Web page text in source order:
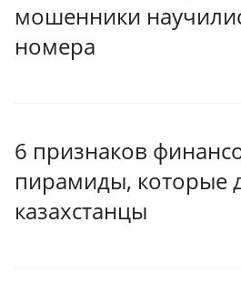
мошенники
номера
6 признаков
пирамиды, которые
казахстанцы